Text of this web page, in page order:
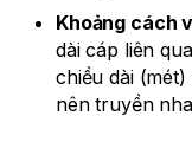
Khoảng cách
dài cáp liên
chiều dài
nên truyền